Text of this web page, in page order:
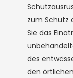
zum Schutz
Sie das
des
den